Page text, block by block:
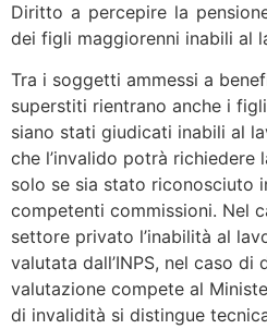
Diritto a percepire la
dei figli maggiorenni inabili al
Tra i soggetti ammessi a
superstiti rientrano anche i
siano stati giudicati inabili al
che l’invalido potrà richiedere
solo se sia stato riconosciuto
competenti commissioni. Nel
settore privato l’inabilità al
valutata dall’INPS, nel caso
valutazione compete al
di invalidità si distingue